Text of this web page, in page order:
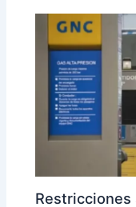
Restricciones